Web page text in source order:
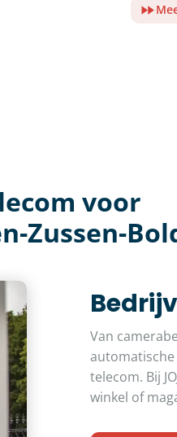
voor
Zussen-
Van
telecom. Bij
winkel of